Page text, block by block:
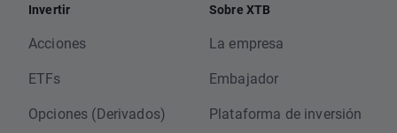
Invertir
Acciones
ETFs
Opciones (Derivados)
Sobre XTB
La empresa
Embajador
Plataforma de inversión